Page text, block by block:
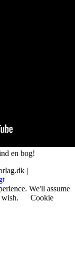
en bog!
|
We'll assume
Cookie